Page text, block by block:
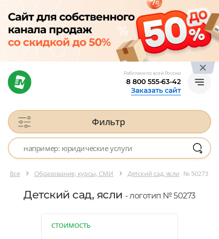
Работаем по всей России
8 800 555-63-42
Заказать сайт
Фильтр
Все Образование, курсы, СМИ Детский сад, ясли № 50273
Детский сад, ясли - логотип № 50273
СТОИМОСТЬ